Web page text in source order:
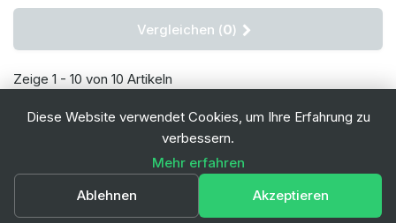
Vergleichen (0)
Zeige 1 - 10 von 10 Artikeln
© 2026 Swiss-Green Engineering
Diese Website verwendet Cookies, um Ihre Erfahrung zu
verbessern.
Mehr erfahren
Ablehnen
Akzeptieren